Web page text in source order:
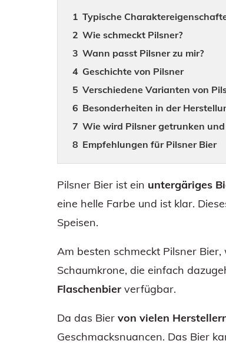
Typische
Wie schmeckt Pilsner?
Wann passt Pilsner zu mir?
Geschichte von Pilsner
Verschiedene Varianten von
Besonderheiten in der
Wie wird Pilsner getrunken
Empfehlungen für Pilsner Bier
Pilsner Bier ist ein untergäriges
eine helle Farbe und ist klar.
Speisen.
Am besten schmeckt Pilsner Bier,
Schaumkrone, die einfach
Flaschenbier verfügbar.
Da das Bier von vielen
Geschmacksnuancen. Das Bier